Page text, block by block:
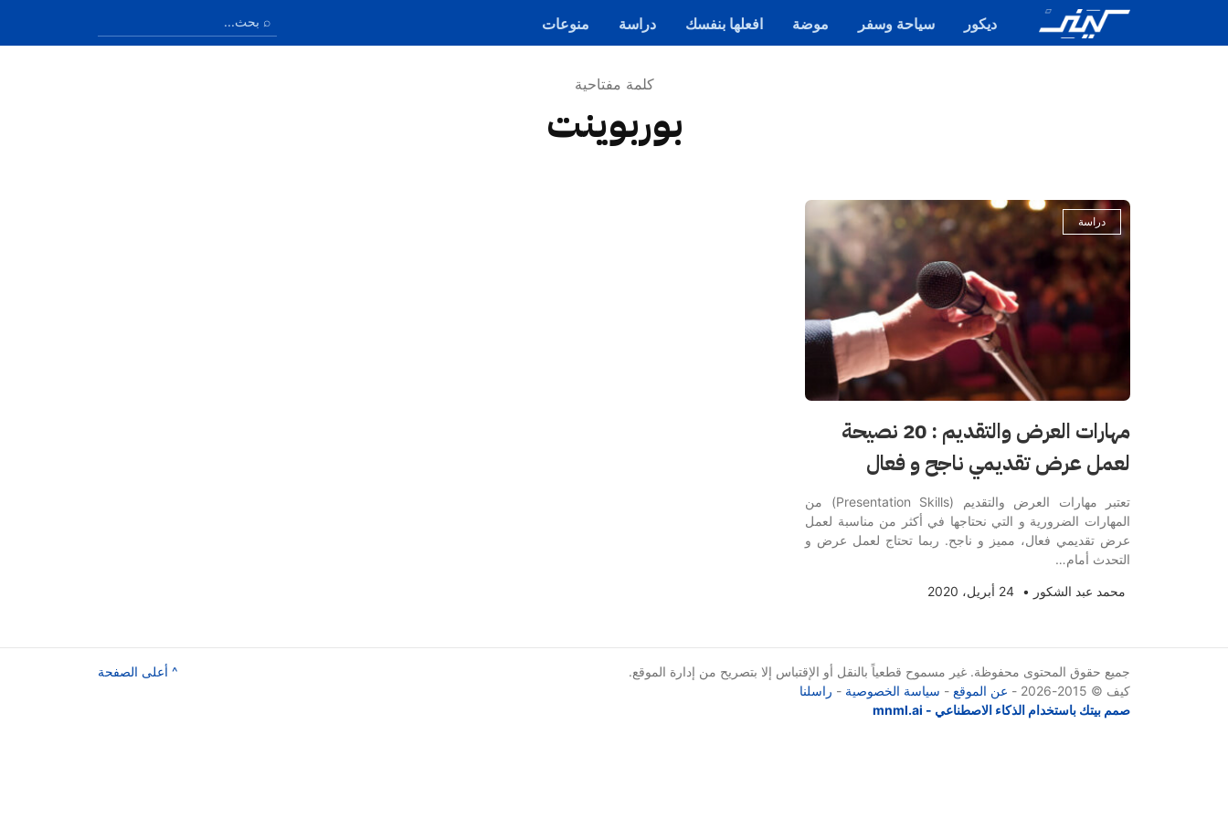
ديكور سياحة وسفر موضة افعلها بنفسك دراسة منوعات
كلمة مفتاحية
بوربوينت
دراسة
مهارات العرض والتقديم : 20 نصيحة
لعمل عرض تقديمي ناجح و فعال
تعتبر مهارات العرض والتقديم (Presentation Skills) من
المهارات الضرورية و التي نحتاجها في أكثر من مناسبة لعمل
عرض تقديمي فعال، مميز و ناجح. ربما تحتاج لعمل عرض و
التحدث أمام…
محمد عبد الشكور • 24 أبريل، 2020
^ أعلى الصفحة
جميع حقوق المحتوى محفوظة. غير مسموح قطعياً بالنقل أو الإقتباس إلا بتصريح من إدارة الموقع.
كيف © 2015-2026 -
عن الموقع - سياسة الخصوصية - راسلنا
صمم بيتك باستخدام الذكاء الاصطناعي - mnml.ai